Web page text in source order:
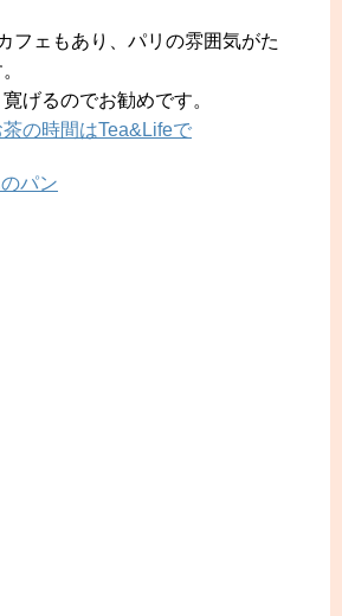
フェもあり、パリの雰囲気がた
げるのでお勧めです。
の時間はTea&Lifeで
パン